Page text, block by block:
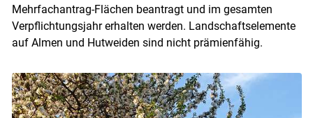
Mehrfachantrag-Flächen beantragt und im gesamten
Verpflichtungsjahr erhalten werden. Landschaftselemente
auf Almen und Hutweiden sind nicht prämienfähig.